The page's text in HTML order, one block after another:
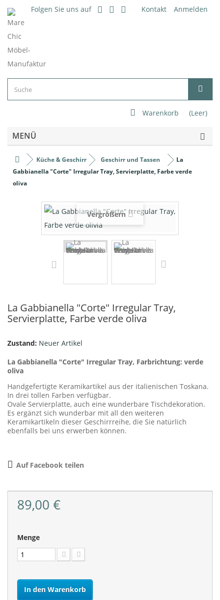
Anmelden
Kontakt
Folgen Sie uns auf
Warenkorb (Leer)
MENÜ
Küche & Geschirr Geschirr und Tassen
La
Gabbianella "Corte" Irregular Tray, Servierplatte, Farbe verde
oliva
Vergrößern
La Gabbianella "Corte" Irregular Tray,
Servierplatte, Farbe verde oliva
Zustand: Neuer Artikel
La Gabbianella "Corte" Irregular Tray, Farbrichtung: verde
oliva
Handgefertigte Keramikartikel aus der italienischen Toskana.
In drei tollen Farben verfügbar.
Ovale Servierplatte, auch eine wunderbare Tischdekoration.
Es ergänzt sich wunderbar mit all den weiteren
Keramikartikeln dieser Geschirrreihe, die Sie natürlich
ebenfalls bei uns erwerben können.
Auf Facebook teilen
89,00 €
Menge
In den Warenkorb